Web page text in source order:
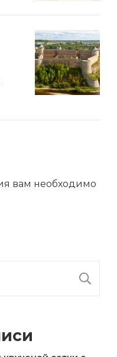
вам необходимо